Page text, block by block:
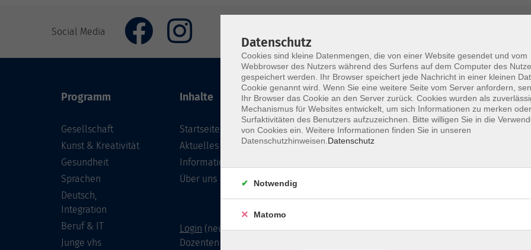
Social Media
Programm
Gesellschaft
Kunst & Kreativität
Gesundheit
Sprachen
Deutsch,
Integration
Beruf & IT
Junge vhs
Inhalte
Startseite
Aktuelles
Informationen
Über uns
Login (neu) für Dozentinnen und
Dozenten
Volkshochschule im Lkr. Erding
Zweckverband Volkshochschule im Lkr.
Lethnerstr. 13
85435 ErdingGoogleMaps®
Datenschutz
Cookies sind kleine Datenmengen, die von einer Website gesendet und vom
Webbrowser des Nutzers während des Surfens auf dem Computer des
gespeichert werden. Ihr Browser speichert jede Nachricht in einer kleinen
Cookie genannt wird. Wenn Sie eine weitere Seite vom Server anfordern,
Ihr Browser das Cookie an den Server zurück. Cookies wurden als
Mechanismus für Websites entwickelt, um sich Informationen zu merken
Surfaktivitäten des Benutzers aufzuzeichnen. Bitte willigen Sie in die
von Cookies ein. Weitere Informationen finden Sie in unseren
Datenschutzhinweisen. Datenschutz
Notwendig
Matomo